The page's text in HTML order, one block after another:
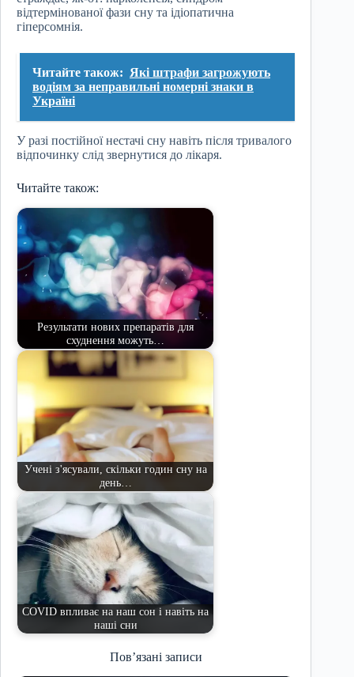
відтермінованої фази сну та ідіопатична
гіперсомнія.
Читайте також: Які штрафи загрожують
водіям за неправильні номерні знаки в
Україні
У разі постійної нестачі сну навіть після тривалого
відпочинку слід звернутися до лікаря.
Читайте також:
Результати нових препаратів для
схуднення можуть…
Учені з'ясували, скільки годин сну на
день…
COVID впливає на наш сон і навіть на
наші сни
Пов’язані записи